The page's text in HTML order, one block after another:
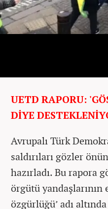
UETD RAPORU:
DİYE
Avrupalı Türk
saldırıları gözler
hazırladı. Bu rapora
örgütü yandaşlarının
özgürlüğü’ adı